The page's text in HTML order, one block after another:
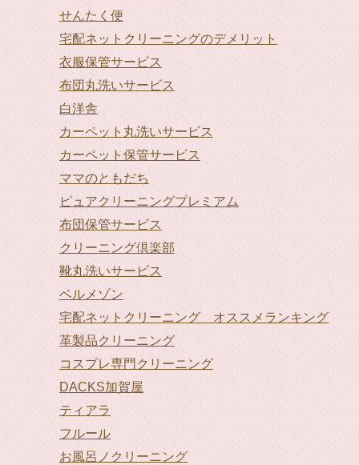
せんたく便
宅配ネットクリーニングのデメリット
衣服保管サービス
布団丸洗いサービス
白洋舎
カーペット丸洗いサービス
カーペット保管サービス
ママのともだち
ピュアクリーニングプレミアム
布団保管サービス
クリーニング倶楽部
靴丸洗いサービス
ベルメゾン
宅配ネットクリーニング オススメランキング
革製品クリーニング
コスプレ専門クリーニング
DACKS加賀屋
ティアラ
フルール
お風呂ノクリーニング